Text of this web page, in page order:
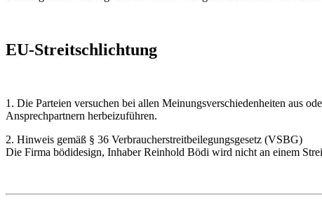
EU-Streitschlichtung
1. Die Parteien versuchen bei allen Meinungsverschiedenheiten aus
Ansprechpartnern herbeizuführen.
2. Hinweis gemäß § 36 Verbraucherstreitbeilegungsgesetz (VSBG)
Die Firma bödidesign, Inhaber Reinhold Bödi wird nicht an einem